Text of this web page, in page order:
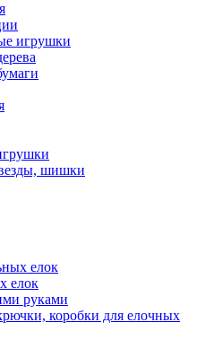
игрушки
шишки
елок
елок
руками
коробки для елочных